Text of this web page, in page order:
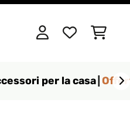
per la casa